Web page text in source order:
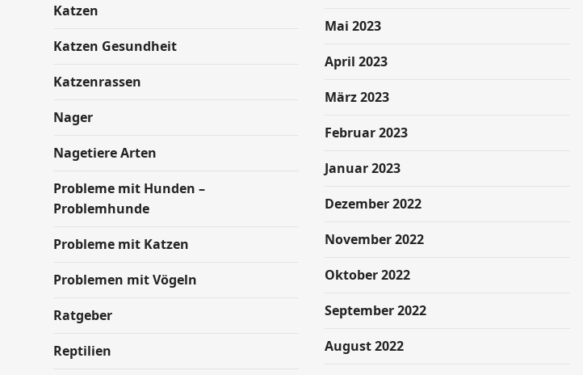
Katzen
Katzen Gesundheit
Katzenrassen
Nager
Nagetiere Arten
Probleme mit Hunden –
Problemhunde
Probleme mit Katzen
Problemen mit Vögeln
Ratgeber
Reptilien
Mai 2023
April 2023
März 2023
Februar 2023
Januar 2023
Dezember 2022
November 2022
Oktober 2022
September 2022
August 2022